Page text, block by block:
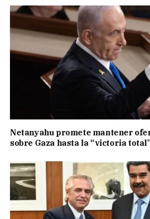
Netanyahu promete mantener
sobre Gaza hasta la “victoria